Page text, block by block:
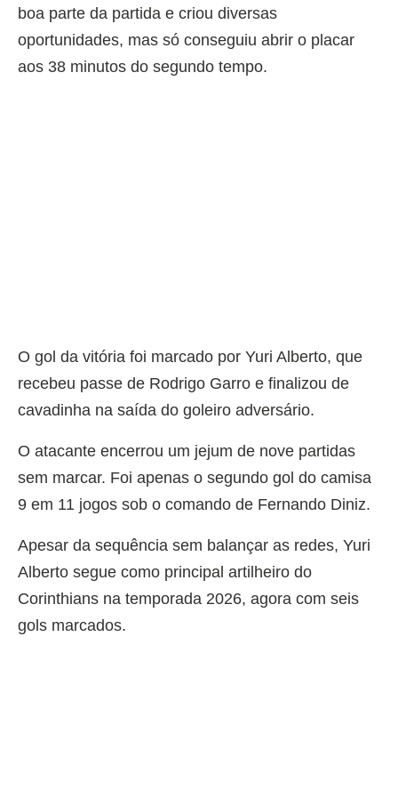
boa parte da partida e criou diversas
oportunidades, mas só conseguiu abrir o placar
aos 38 minutos do segundo tempo.
O gol da vitória foi marcado por Yuri Alberto, que
recebeu passe de Rodrigo Garro e finalizou de
cavadinha na saída do goleiro adversário.
O atacante encerrou um jejum de nove partidas
sem marcar. Foi apenas o segundo gol do camisa
9 em 11 jogos sob o comando de Fernando Diniz.
Apesar da sequência sem balançar as redes, Yuri
Alberto segue como principal artilheiro do
Corinthians na temporada 2026, agora com seis
gols marcados.